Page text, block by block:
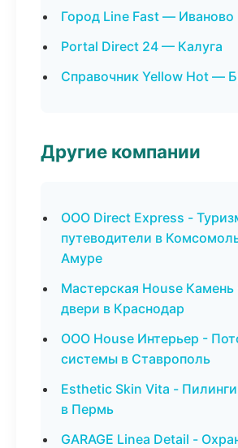
Город Line Fast — Иваново
Portal Direct 24 — Калуга
Справочник Yellow Hot —
Другие компании
ООО Direct Express -
путеводители в
Амуре
Мастерская House Камень
двери в Краснодар
ООО House Интерьер -
системы в Ставрополь
Esthetic Skin Vita -
в Пермь
GARAGE Linea Detail -